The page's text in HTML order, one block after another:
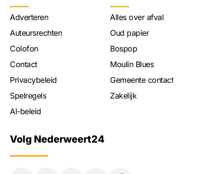
Adverteren
Auteursrechten
Colofon
Contact
Privacybeleid
Spelregels
AI-beleid
Alles over afval
Oud papier
Bospop
Moulin Blues
Gemeente contact
Zakelijk
Volg Nederweert24